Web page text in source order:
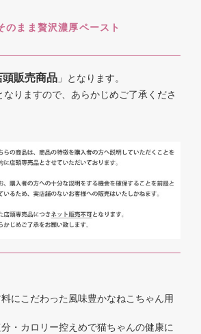
のまま贅沢濃厚ペースト
頭販売商品 」となります。
なりますので、あらかじめご了承くださ
料にこだわった風味豊かなねこちゃん用
分・カロリー控えめで猫ちゃんの健康に